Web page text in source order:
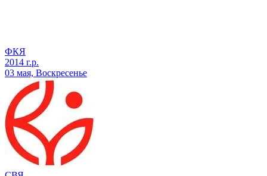
ФКЯ
2014 г.р.
03 мая, Воскресенье